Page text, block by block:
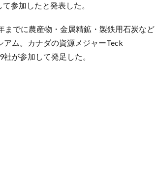
参加したと発表した。
でに農産物・金属精鉱・製鉄用石炭など
ム。カナダの資源メジャーTeck
が参加して発足した。